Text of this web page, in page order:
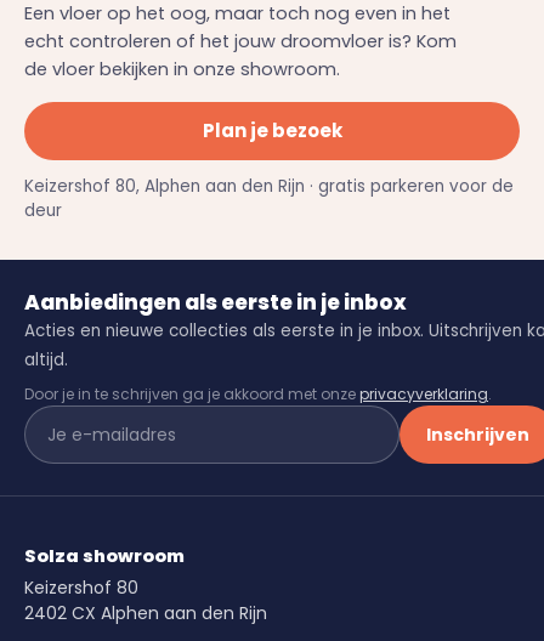
Een vloer op het oog, maar toch nog even in het
echt controleren of het jouw droomvloer is? Kom
de vloer bekijken in onze showroom.
Plan je bezoek
Keizershof 80, Alphen aan den Rijn · gratis parkeren voor de
deur
Aanbiedingen als eerste in je inbox
Acties en nieuwe collecties als eerste in je inbox. Uitschrijven
altijd.
Door je in te schrijven ga je akkoord met onzeprivacyverklaring.
Inschrijven
Solza showroom
Keizershof 80
2402 CX Alphen aan den Rijn